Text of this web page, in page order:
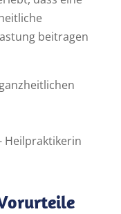
beitragen